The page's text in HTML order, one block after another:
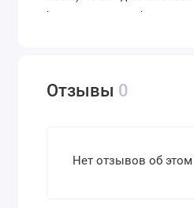
https://www.youtube.com/
Отзывы 0
Нет отзывов об этом